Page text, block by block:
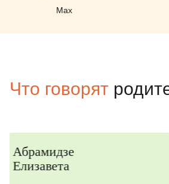
Max
Что говорят
Анастасия